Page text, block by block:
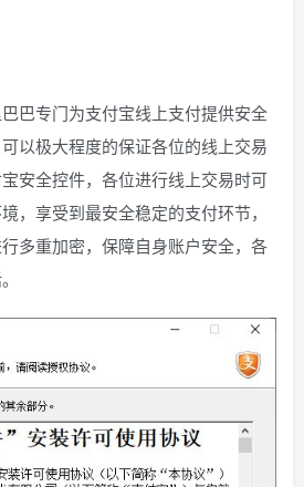
巴专门为支付宝线上支付提供安全
以极大程度的保证各位的线上交易
安全控件，各位进行线上交易时可
，享受到最安全稳定的支付环节，
多重加密，保障自身账户安全，各